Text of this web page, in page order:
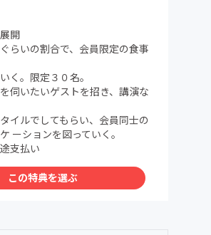
開
いの割合で、会員限定の食事
。限定３０名。
いたいゲストを招き、講演な
ルでしてもらい、会員同士の
ションを図っていく。
支払い
この特典を選ぶ